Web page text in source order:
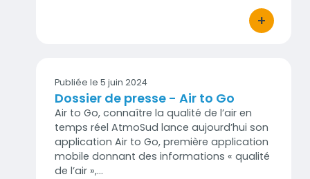
+
bouton
Publiée le 5 juin 2024
Dossier de presse - Air to Go
Air to Go, connaître la qualité de l’air en
temps réel AtmoSud lance aujourd’hui son
application Air to Go, première application
mobile donnant des informations « qualité
de l’air »,…